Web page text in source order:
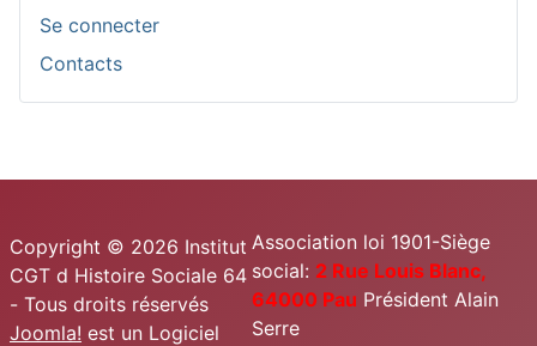
Se connecter
Contacts
Copyright © 2026 Institut
CGT d Histoire Sociale 64
- Tous droits réservés
Joomla! est un Logiciel
Association loi 1901-Siège
social: 2 Rue Louis Blanc,
64000 Pau Président Alain
Serre